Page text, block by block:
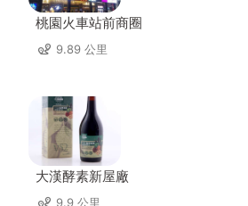
桃園火車站前商圈
9.89 公里
大漢酵素新屋廠
9.9 公里